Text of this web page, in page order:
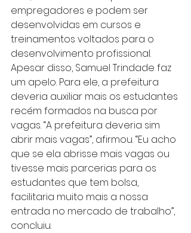
empregadores e podem ser
desenvolvidas em cursos e
treinamentos voltados para o
desenvolvimento profissional.
Apesar disso, Samuel Trindade faz
um apelo. Para ele, a prefeitura
deveria auxiliar mais os estudantes
recém formados na busca por
vagas. “A prefeitura deveria sim
abrir mais vagas”, afirmou. “Eu acho
que se ela abrisse mais vagas ou
tivesse mais parcerias para os
estudantes que tem bolsa,
facilitaria muito mais a nossa
entrada no mercado de trabalho”,
concluiu.